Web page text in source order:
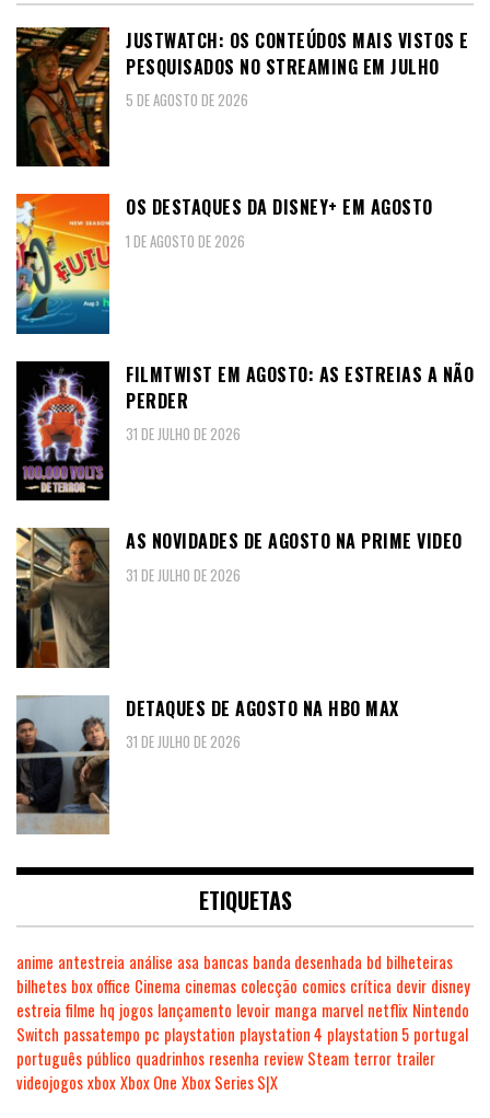
JUSTWATCH: OS CONTEÚDOS MAIS VISTOS E
PESQUISADOS NO STREAMING EM JULHO
5 DE AGOSTO DE 2026
OS DESTAQUES DA DISNEY+ EM AGOSTO
1 DE AGOSTO DE 2026
FILMTWIST EM AGOSTO: AS ESTREIAS A NÃO
PERDER
31 DE JULHO DE 2026
AS NOVIDADES DE AGOSTO NA PRIME VIDEO
31 DE JULHO DE 2026
DETAQUES DE AGOSTO NA HBO MAX
31 DE JULHO DE 2026
ETIQUETAS
anime antestreia análise asa bancas banda desenhada bd bilheteiras
bilhetes box office Cinema cinemas colecção comics crítica devir disney
estreia filme hq jogos lançamento levoir manga marvel netflix Nintendo
Switch passatempo pc playstation playstation 4 playstation 5 portugal
português público quadrinhos resenha review Steam terror trailer
videojogosxboxXbox One Xbox Series S|X